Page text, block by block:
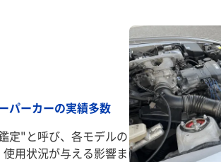
パーカーの実績多数
定"と呼び、各モデルの
用状況が与える影響ま